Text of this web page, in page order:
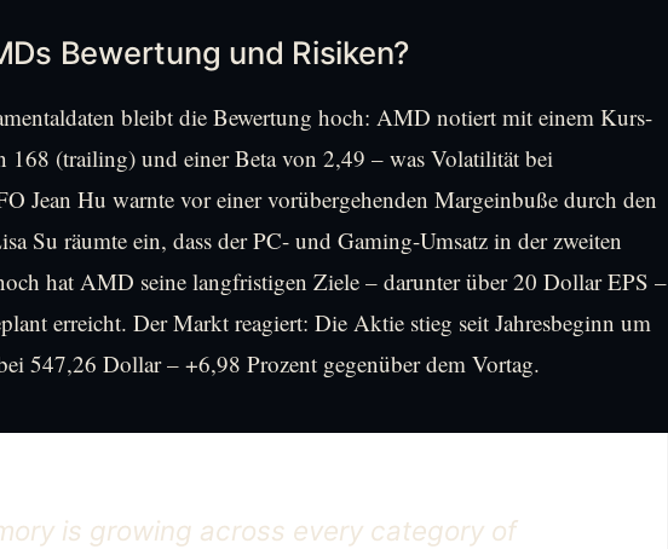
Bewertung und Risiken?
bleibt die Bewertung hoch: AMD notiert mit einem Kurs-
168 (trailing) und einer Beta von 2,49 – was Volatilität bei
Jean Hu warnte vor einer vorübergehenden Margeinbuße durch den
Su räumte ein, dass der PC- und Gaming-Umsatz in der zweiten
hat AMD seine langfristigen Ziele – darunter über 20 Dollar EPS –
erreicht. Der Markt reagiert: Die Aktie stieg seit Jahresbeginn um
547,26 Dollar – +6,98 Prozent gegenüber dem Vortag.
is growing across every category of